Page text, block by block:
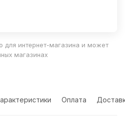
для интернет-магазина и может
магазинах
Оплата